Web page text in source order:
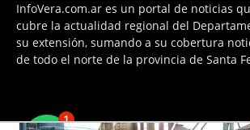
InfoVera.com.ar es un portal de noticias
cubre la actualidad regional del
su extensión, sumando a su cobertura
de todo el norte de la provincia de Santa
1